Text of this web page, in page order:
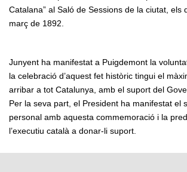
Catalana” al Saló de Sessions de la ciutat, els
març de 1892.
Junyent ha manifestat a Puigdemont la
la celebració d’aquest fet històric tingui el
arribar a tot Catalunya, amb el suport del
Per la seva part, el President ha manifestat el
personal amb aquesta commemoració i la
l’executiu català a donar-li suport.